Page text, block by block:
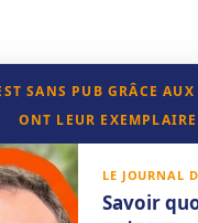
SANS PUB GRÂCE
ONT LEUR EXEMPLAIRE
LE JOURNAL
Savoir